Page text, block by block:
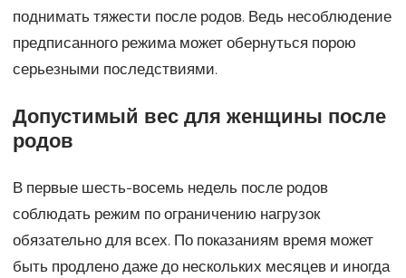
поднимать тяжести после родов. Ведь несоблюдение
предписанного режима может обернуться порою
серьезными последствиями.
Допустимый вес для женщины после
родов
В первые шесть-восемь недель после родов
соблюдать режим по ограничению нагрузок
обязательно для всех. По показаниям время может
быть продлено даже до нескольких месяцев и иногда